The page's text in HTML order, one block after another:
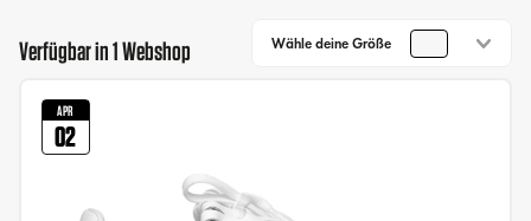
Verfügbar in 1 Webshop Wähle deine Größe
APR
02